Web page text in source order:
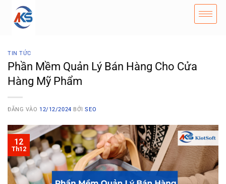
TIN TỨC
Phần Mềm Quản Lý Bán Hàng Cho Cửa
Hàng Mỹ Phẩm
ĐĂNG VÀO 12/12/2024 BỞISEO
12
Th12